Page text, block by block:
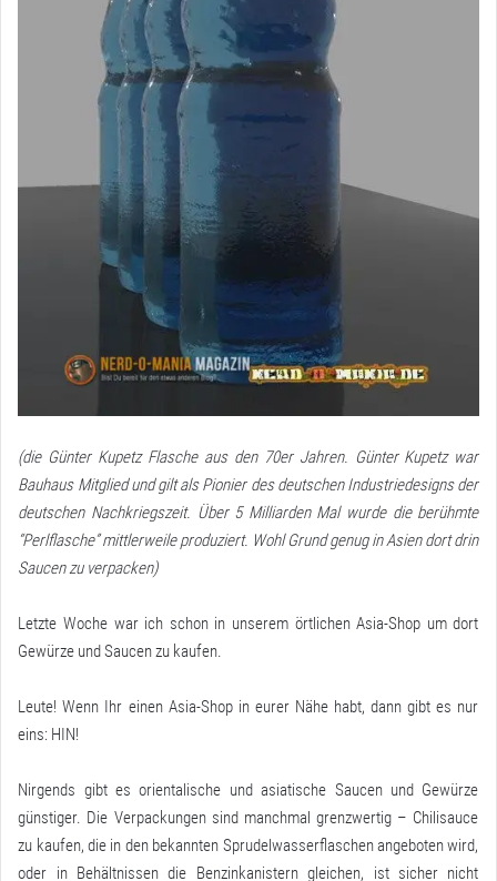
(die Günter Kupetz Flasche aus den 70er Jahren. Günter Kupetz war
Bauhaus Mitglied und gilt als Pionier des deutschen Industriedesigns der
deutschen Nachkriegszeit. Über 5 Milliarden Mal wurde die berühmte
“Perlflasche” mittlerweile produziert. Wohl Grund genug in Asien dort drin
Saucen zu verpacken)
Letzte Woche war ich schon in unserem örtlichen Asia-Shop um dort
Gewürze und Saucen zu kaufen.
Leute! Wenn Ihr einen Asia-Shop in eurer Nähe habt, dann gibt es nur
eins: HIN!
Nirgends gibt es orientalische und asiatische Saucen und Gewürze
günstiger. Die Verpackungen sind manchmal grenzwertig – Chilisauce
zu kaufen, die in den bekannten Sprudelwasserflaschen angeboten wird,
oder in Behältnissen die Benzinkanistern gleichen, ist sicher nicht